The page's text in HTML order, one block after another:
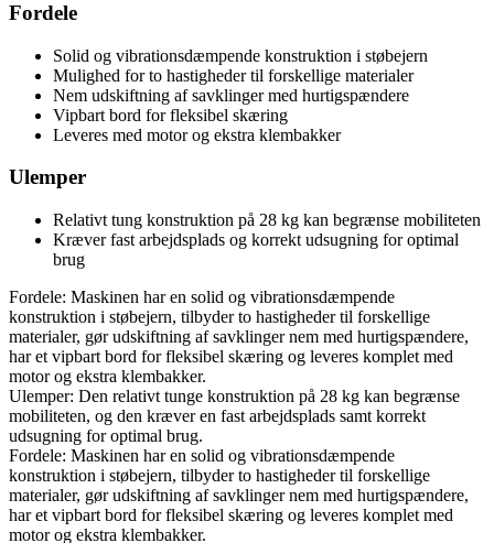
Fordele
Solid og vibrationsdæmpende konstruktion i støbejern
Mulighed for to hastigheder til forskellige materialer
Nem udskiftning af savklinger med hurtigspændere
Vipbart bord for fleksibel skæring
Leveres med motor og ekstra klembakker
Ulemper
Relativt tung konstruktion på 28 kg kan begrænse mobiliteten
Kræver fast arbejdsplads og korrekt udsugning for optimal
brug
Fordele: Maskinen har en solid og vibrationsdæmpende
konstruktion i støbejern, tilbyder to hastigheder til forskellige
materialer, gør udskiftning af savklinger nem med hurtigspændere,
har et vipbart bord for fleksibel skæring og leveres komplet med
motor og ekstra klembakker.
Ulemper: Den relativt tunge konstruktion på 28 kg kan begrænse
mobiliteten, og den kræver en fast arbejdsplads samt korrekt
udsugning for optimal brug.
Fordele: Maskinen har en solid og vibrationsdæmpende
konstruktion i støbejern, tilbyder to hastigheder til forskellige
materialer, gør udskiftning af savklinger nem med hurtigspændere,
har et vipbart bord for fleksibel skæring og leveres komplet med
motor og ekstra klembakker.